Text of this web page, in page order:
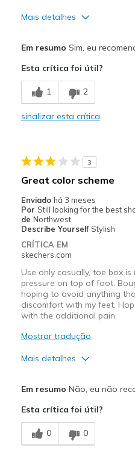
Mais detalhes
Breathe Well
Comfortable
Casual Wear
Width
Sizing
Feels true
View On Shoes
Shoes
Em resumo Sim, eu
Esta crítica foi útil?
1 2
sinalizar esta crítica
3
Great color scheme
Enviado há 3 meses
Por Still looking for the best
de Northwest
Describe Yourself Stylish
CRÍTICA EM
skechers.com
Use only casually, toe box
pressure on top of foot.
hoping to avoid anything
discomfort with my feet.
with the additional pain.
Mostrar tradução
Mais detalhes
Contras
Need Break In
Em resumo Não, eu não
Esta crítica foi útil?
0 0